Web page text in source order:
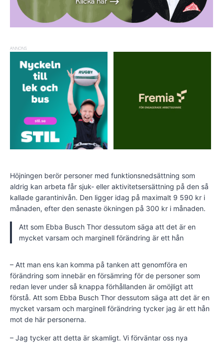
ANNONS
Höjningen berör personer med funktionsnedsättning som
aldrig kan arbeta får sjuk- eller aktivitetsersättning på den så
kallade garantinivån. Den ligger idag på maximalt 9 590 kr i
månaden, efter den senaste ökningen på 300 kr i månaden.
Att som Ebba Busch Thor dessutom säga att det är en
mycket varsam och marginell förändring är ett hån
– Att man ens kan komma på tanken att genomföra en
förändring som innebär en försämring för de personer som
redan lever under så knappa förhållanden är omöjligt att
förstå. Att som Ebba Busch Thor dessutom säga att det är en
mycket varsam och marginell förändring tycker jag är ett hån
mot de här personerna.
– Jag tycker att detta är skamligt. Vi förväntar oss nya